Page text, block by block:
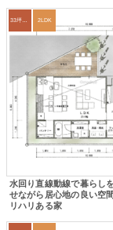
2LDK
水回り直線動線で暮らし
せながら居心地の良い空
リハリある家